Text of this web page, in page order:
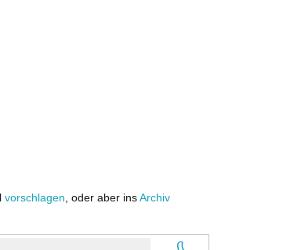
vorschlagen , oder aber ins Archiv